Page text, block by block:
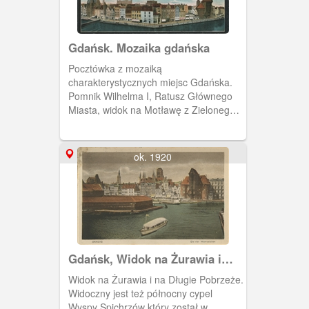
Gdańsk. Mozaika gdańska
Pocztówka z mozaiką
charakterystycznych miejsc Gdańska.
Pomnik Wilhelma I, Ratusz Głównego
Miasta, widok na Motławę z Zielonego
Długie Pobrzeże.
ok. 1920
Gdańsk, Widok na Żurawia i
Długie Pobrzeże
Widok na Żurawia i na Długie Pobrzeże.
Widoczny jest też północny cypel